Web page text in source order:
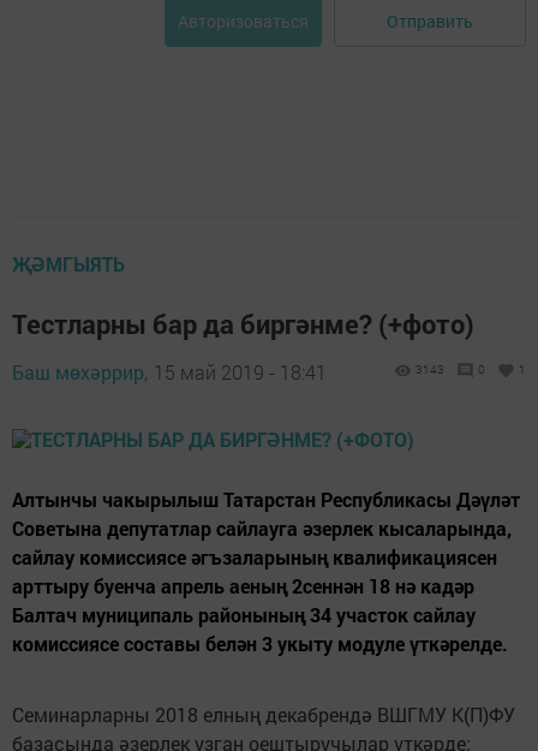
Авторизоваться Отправить
ҖӘМГЫЯТЬ
Тестларны бар да биргәнме? (+фото)
Баш мөхәррир, 15 май 2019 - 18:41 3143 0 1
Алтынчы чакырылыш Татарстан Республикасы Дәүләт
Советына депутатлар сайлауга әзерлек кысаларында,
сайлау комиссиясе әгъзаларының квалификациясен
арттыру буенча апрель аеның 2сеннән 18 нә кадәр
Балтач муниципаль районының 34 участок сайлау
комиссиясе составы белән 3 укыту модуле үткәрелде.
Семинарларны 2018 елның декабрендә ВШГМУ К(П)ФУ
базасында әзерлек узган оештыручылар үткәрде: